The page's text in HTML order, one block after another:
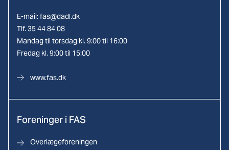
E-mail:fas@dadl.dk
Tlf. 35 44 84 08
Mandag til torsdag kl. 9:00 til 16:00
Fredag kl. 9:00 til 15:00
www.fas.dk
Foreninger i FAS
Overlægeforeningen